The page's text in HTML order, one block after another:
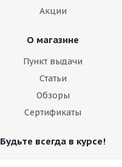
Акции
О магазине
Пункт выдачи
Статьи
Обзоры
Сертификаты
Будьте всегда в курсе!